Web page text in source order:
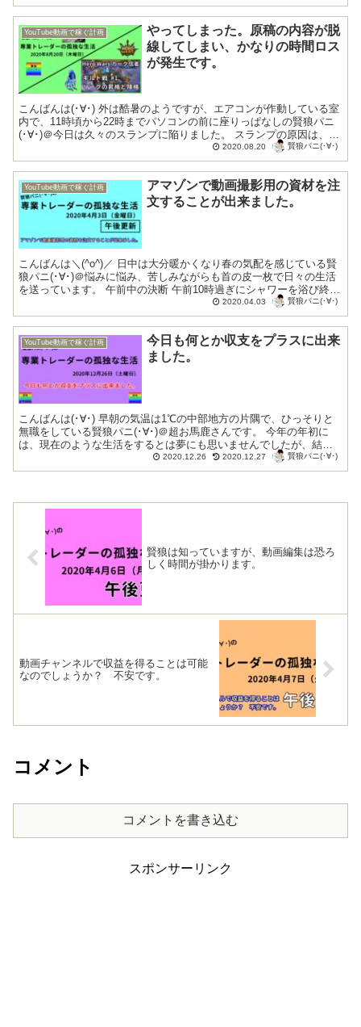
YouTube動画で稼ぐ計画
やってしまった。原稿の内容が脱
線してしまい、かなりの時間ロス
が発生です。
こんばんは(･∀･) 外は酷暑のようですが、エアコンが作動している室
内で、11時頃から22時までパソコンの前に座りっぱなしの賢狼パニ
(･∀･)＠今日は久々のスランプに陥りました。 スランプの原因は、下
2020.08.20 賢狼パニ(･∀･)
YouTube動画で稼ぐ計画
アマゾンで動画撮影用の資材を注
文することが出来ました。
こんばんは＼(^o^)／ 日中は大分暖かくなり春の気配を感じている賢
狼パニ(･∀･)＠悩みに悩み、苦しみながらも首の皮一枚で日々の生活
を送っています。 午前中の決断 午前10時過ぎにシャワーを浴び終わ
2020.04.03 賢狼パニ(･∀･)
YouTube動画で稼ぐ計画
今日も何とか収支をプラスに出来
ました。
こんばんは(･∀･) 早朝の気温は1℃の中部地方の片隅で、ひっそりと
無職をしている賢狼パニ(･∀･)＠超お馬鹿さんです。 今年の年初に
は、現在のような生活をするとは夢にも思いませんでしたが、結局
はこんな感じの年末を迎える...2020.12.26 2020.12.27 賢狼パニ(･∀･)
賢狼は知っていますが、動画編集は恐ろ
しく時間が掛かります。
動画チャンネルで収益を得ることは可能
なのでしょうか？ 不安です。
コメント
コメントを書き込む
スポンサーリンク